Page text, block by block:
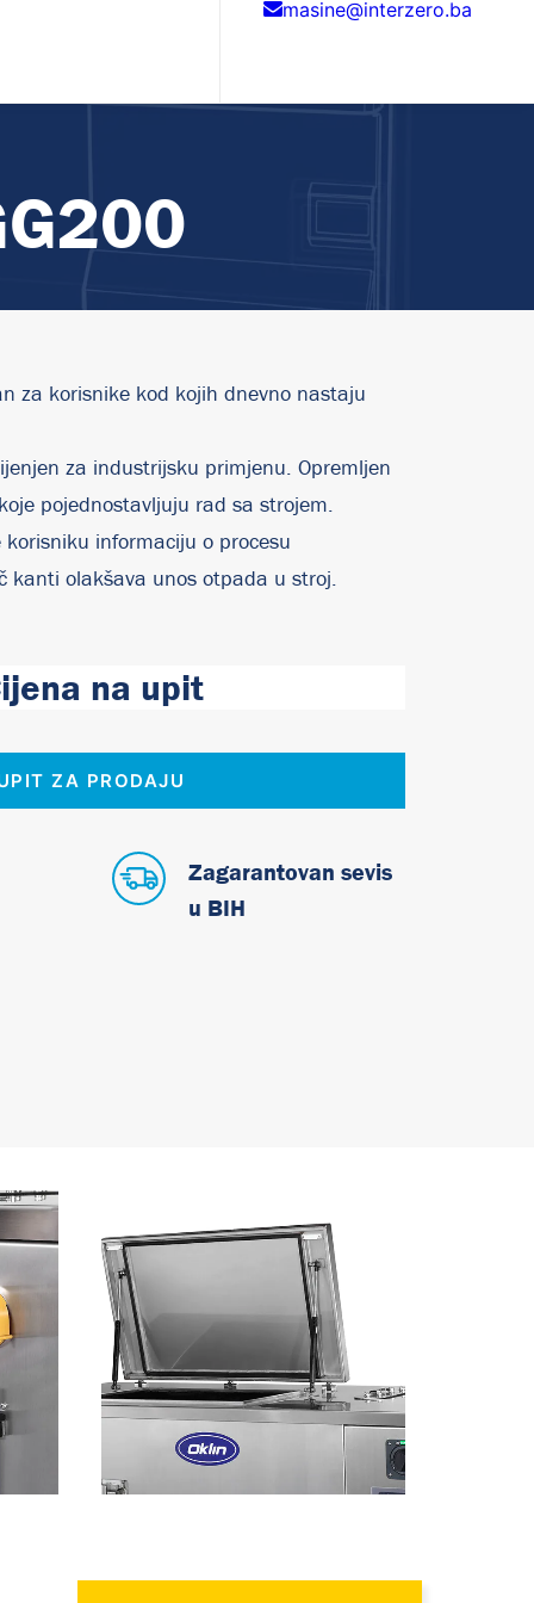
masine@interzero.ba
za korisnike kod kojih dnevno nastaju
za industrijsku primjenu. Opremljen
pojednostavljuju rad sa strojem.
informaciju o procesu
kanti olakšava unos otpada u stroj.
na upit
ZA PRODAJU
Zagarantovan sevis
u BIH